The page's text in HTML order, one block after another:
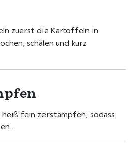
zuerst die Kartoffeln in
schälen und kurz
fein zerstampfen, sodass